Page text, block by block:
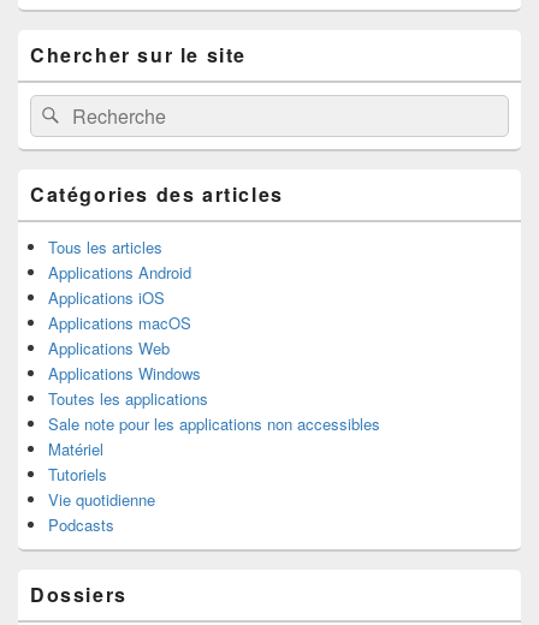
principale
de
widget
pour
la
latérale
Chercher sur le site
Recherche :Rechercher
Catégories des articles
Tous les articles
Applications Android
Applications iOS
Applications macOS
Applications Web
Applications Windows
Toutes les applications
Sale note pour les applications non accessibles
Matériel
Tutoriels
Vie quotidienne
Podcasts
Dossiers